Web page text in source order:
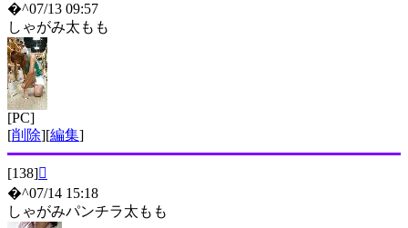
�^07/13 09:57
しゃがみ太もも
[PC]
[削除][編集]
[138]
�^07/14 15:18
しゃがみパンチラ太もも